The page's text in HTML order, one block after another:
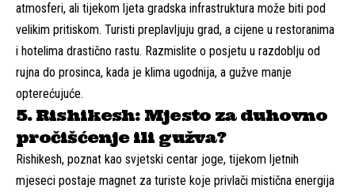
atmosferi, ali tijekom ljeta gradska infrastruktura može biti pod
velikim pritiskom. Turisti preplavljuju grad, a cijene u restoranima
i hotelima drastično rastu. Razmislite o posjetu u razdoblju od
rujna do prosinca, kada je klima ugodnija, a gužve manje
opterećujuće.
5. Rishikesh: Mjesto za duhovno
pročišćenje ili gužva?
Rishikesh, poznat kao svjetski centar joge, tijekom ljetnih
mjeseci postaje magnet za turiste koje privlači mistična energija